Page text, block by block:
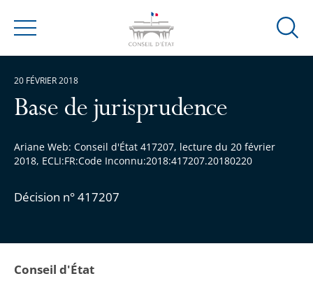
Menu
Ouvrir
Base de jurisprudence
Ariane Web: Conseil d'État 417207, lecture du 20 février
2018, ECLI:FR:Code Inconnu:2018:417207.20180220
Décision n° 417207
20 FÉVRIER 2018
Conseil d'État